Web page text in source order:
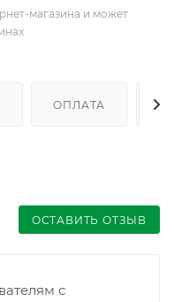
магазина и может
ОПЛАТА
ОСТАВИТЬ ОТЗЫВ
с